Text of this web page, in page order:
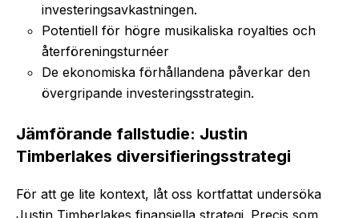
investeringsavkastningen.
Potentiell för högre musikaliska royalties och
återföreningsturnéer
De ekonomiska förhållandena påverkar den
övergripande investeringsstrategin.
Jämförande fallstudie: Justin
Timberlakes diversifieringsstrategi
För att ge lite kontext, låt oss kortfattat undersöka
Justin Timberlakes finansiella strategi. Precis som